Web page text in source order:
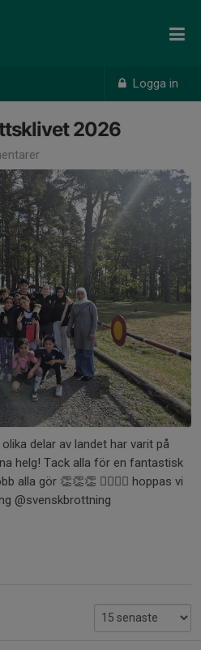
Logga in
2026
delar av landet har varit på
helg! Tack alla för en fantastisk
alla gör 👏👏👏 🤼‍♀️🤼‍♂️ hoppas vi
@svenskbrottning